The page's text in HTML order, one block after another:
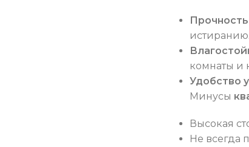
истиранию.
комнаты и
Удобство
Минусы
Высокая
Не всегда